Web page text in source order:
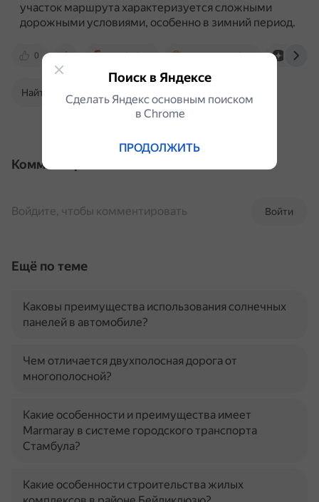
участок маршрута характеризуется сложными
дорожными условиями, особенно в зимний период.
0 travelask.ru routes.votpusk.ru dzen.ru
Найти в Поиске
Комментарии
Войти
Войдите, чтобы комментировать
Ещё по теме
Каковы преимущества использования солнечных
панелей в автомобиле?
Чем отличается двухполосная дорога от
многополосной?
Какие особенности и преимущества имеет
Marmaray в системе городского транспорта
Стамбула?
Какие особенности строительства жилых
Поиск в Яндексе
Сделать Яндекс основным поиском
в Сhrome
ПРОДОЛЖИТЬ